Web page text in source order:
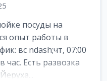
посуды на
опыт работы в
вс ndash;чт, 07:00
час. Есть развозка